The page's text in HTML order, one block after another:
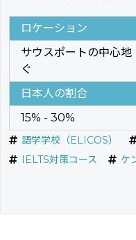
ロケーション
サウスポートの中心
ぐ
日本人の割合
15% - 30%
語学学校（ELICOS）
IELTS対策コース
ケ